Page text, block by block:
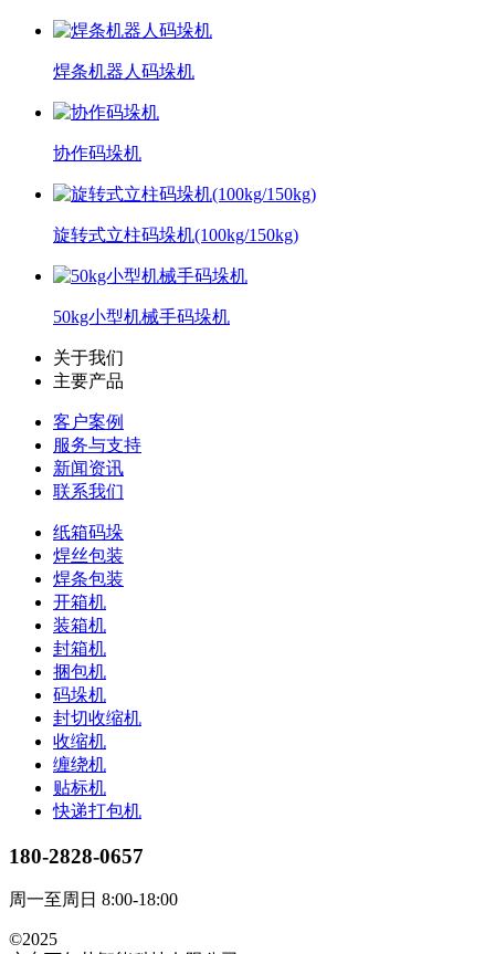
焊条机器人码垛机
协作码垛机
旋转式立柱码垛机(100kg/150kg)
50kg小型机械手码垛机
关于我们
主要产品
客户案例
服务与支持
新闻资讯
联系我们
纸箱码垛
焊丝包装
焊条包装
开箱机
装箱机
封箱机
捆包机
码垛机
封切收缩机
收缩机
缠绕机
贴标机
快递打包机
180-2828-0657
周一至周日 8:00-18:00
©2025